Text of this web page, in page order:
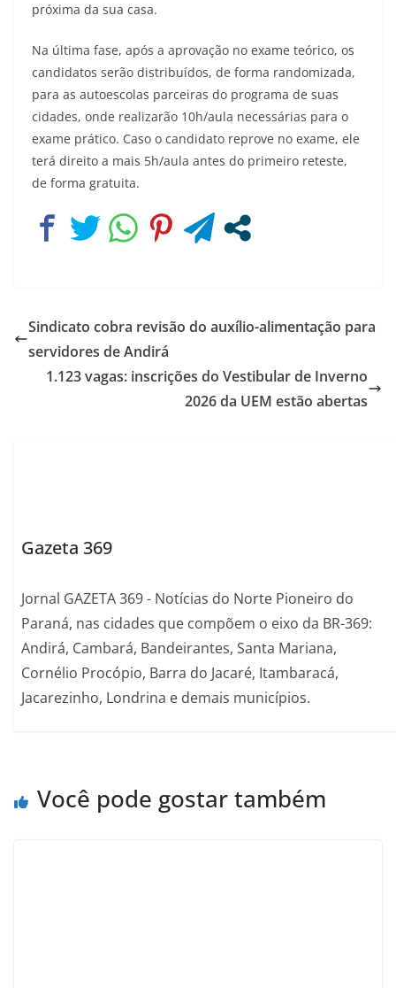
próxima da sua casa.
Na última fase, após a aprovação no exame teórico, os
candidatos serão distribuídos, de forma randomizada,
para as autoescolas parceiras do programa de suas
cidades, onde realizarão 10h/aula necessárias para o
exame prático. Caso o candidato reprove no exame, ele
terá direito a mais 5h/aula antes do primeiro reteste,
de forma gratuita.
Sindicato cobra revisão do auxílio-alimentação para
servidores de Andirá
1.123 vagas: inscrições do Vestibular de Inverno
2026 da UEM estão abertas
Gazeta 369
Jornal GAZETA 369 - Notícias do Norte Pioneiro do
Paraná, nas cidades que compõem o eixo da BR-369:
Andirá, Cambará, Bandeirantes, Santa Mariana,
Cornélio Procópio, Barra do Jacaré, Itambaracá,
Jacarezinho, Londrina e demais municípios.
Você pode gostar também